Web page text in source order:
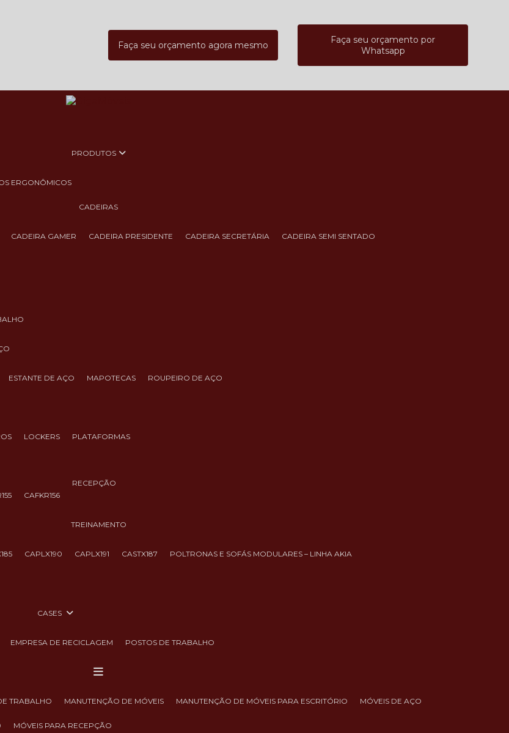
Faça seu orçamento agora mesmo
Faça seu orçamento por
Whatsapp
PRODUTOS
ERGONÔMICOS
CADEIRAS
CADEIRA GAMER CADEIRA PRESIDENTE CADEIRA SECRETÁRIA CADEIRA SEMI SENTADO
ESTANTE DE AÇO MAPOTECAS ROUPEIRO DE AÇO
LOCKERS PLATAFORMAS
CAFKR156
RECEPÇÃO
TREINAMENTO
CAPLX190 CAPLX191 CASTX187 POLTRONAS E SOFÁS MODULARES – LINHA AKIA
CASES
EMPRESA DE RECICLAGEM POSTOS DE TRABALHO
TRABALHO MANUTENÇÃO DE MÓVEIS MANUTENÇÃO DE MÓVEIS PARA ESCRITÓRIO MÓVEIS DE AÇO
MÓVEIS PARA RECEPÇÃO